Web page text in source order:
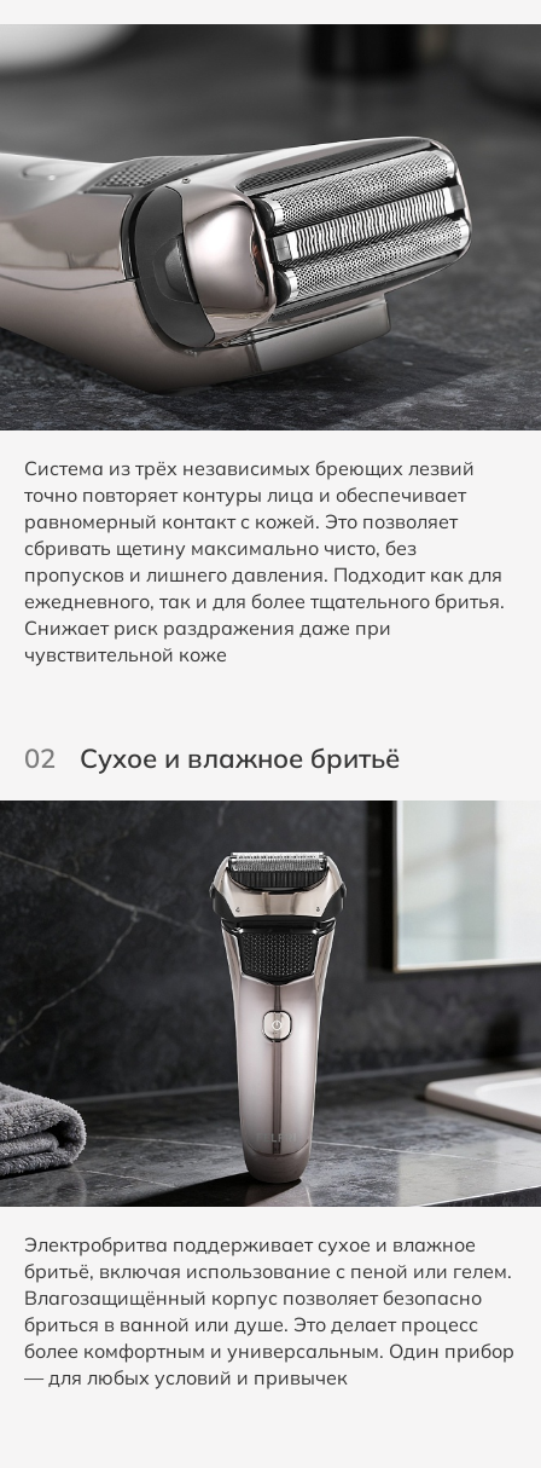
Система из трёх независимых бреющих лезвий
точно повторяет контуры лица и обеспечивает
равномерный контакт с кожей. Это позволяет
сбривать щетину максимально чисто, без
пропусков и лишнего давления. Подходит как для
ежедневного, так и для более тщательного бритья.
Снижает риск раздражения даже при
чувствительной коже
02 Сухое и влажное бритьё
Электробритва поддерживает сухое и влажное
бритьё, включая использование с пеной или гелем.
Влагозащищённый корпус позволяет безопасно
бриться в ванной или душе. Это делает процесс
более комфортным и универсальным. Один прибор
— для любых условий и привычек